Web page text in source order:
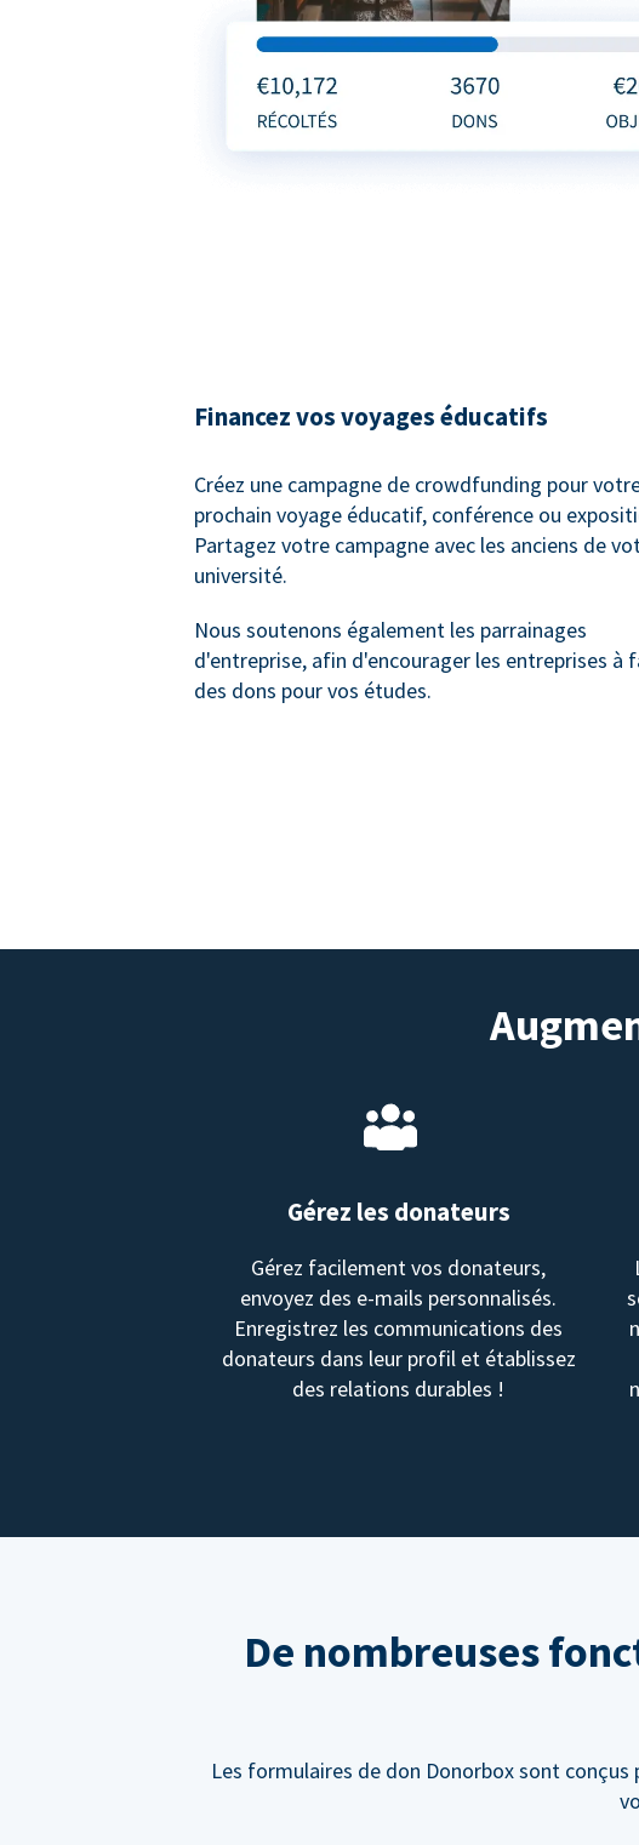
Financez vos voyages éducatifs
Créez une campagne de crowdfunding pour
prochain voyage éducatif, conférence ou
Partagez votre campagne avec les anciens de
université.
Nous soutenons également les parrainages
d'entreprise, afin d'encourager les entreprises à
des dons pour vos études.
Gérez les donateurs
Gérez facilement vos donateurs,
envoyez des e-mails personnalisés.
Enregistrez les communications des
donateurs dans leur profil et établissez
des relations durables !
De nombreuses
Les formulaires de don Donorbox sont